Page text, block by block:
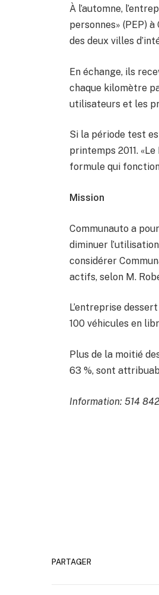
À l’automne,
personnes» (PEP)
des deux villes
En échange, ils
chaque kilomètre
utilisateurs et les
Si la période test
printemps 2011.
formule qui
Mission
Communauto a
diminuer
considérer
actifs, selon M.
L’entreprise
100 véhicules en
Plus de la moitié
63 %, sont
Information: 514
PARTAGER